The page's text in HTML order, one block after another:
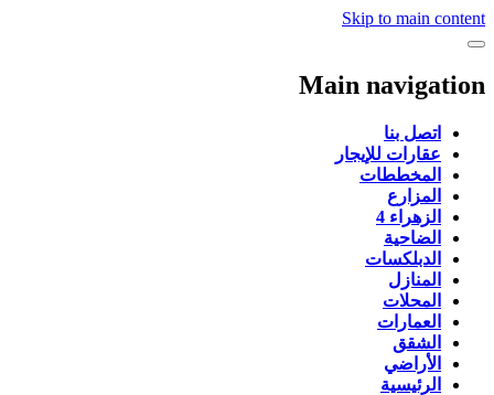
Skip to main content
Main navigation
اتصل بنا
عقارات للإيجار
المخططات
المزارع
الزهراء 4
الضاحية
الدبلكسات
المنازل
المحلات
العمارات
الشقق
الأراضي
الرئيسية